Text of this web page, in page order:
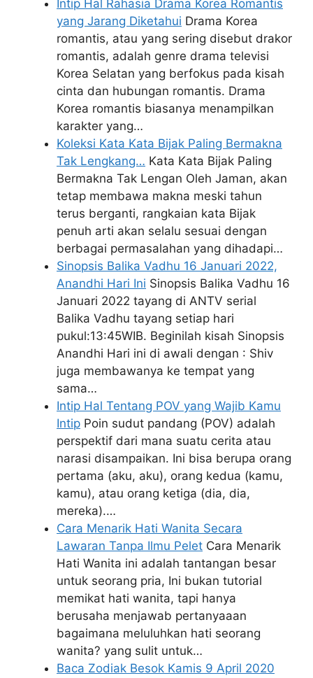
Intip Hal Rahasia Drama Korea Romantis
yang Jarang Diketahui Drama Korea
romantis, atau yang sering disebut drakor
romantis, adalah genre drama televisi
Korea Selatan yang berfokus pada kisah
cinta dan hubungan romantis. Drama
Korea romantis biasanya menampilkan
karakter yang…
Koleksi Kata Kata Bijak Paling Bermakna
Tak Lengkang… Kata Kata Bijak Paling
Bermakna Tak Lengan Oleh Jaman, akan
tetap membawa makna meski tahun
terus berganti, rangkaian kata Bijak
penuh arti akan selalu sesuai dengan
berbagai permasalahan yang dihadapi…
Sinopsis Balika Vadhu 16 Januari 2022,
Anandhi Hari Ini Sinopsis Balika Vadhu 16
Januari 2022 tayang di ANTV serial
Balika Vadhu tayang setiap hari
pukul:13:45WIB. Beginilah kisah Sinopsis
Anandhi Hari ini di awali dengan : Shiv
juga membawanya ke tempat yang
sama…
Intip Hal Tentang POV yang Wajib Kamu
Intip Poin sudut pandang (POV) adalah
perspektif dari mana suatu cerita atau
narasi disampaikan. Ini bisa berupa orang
pertama (aku, aku), orang kedua (kamu,
kamu), atau orang ketiga (dia, dia,
mereka).…
Cara Menarik Hati Wanita Secara
Lawaran Tanpa Ilmu Pelet Cara Menarik
Hati Wanita ini adalah tantangan besar
untuk seorang pria, Ini bukan tutorial
memikat hati wanita, tapi hanya
berusaha menjawab pertanyaaan
bagaimana meluluhkan hati seorang
wanita? yang sulit untuk…
Baca Zodiak Besok Kamis 9 April 2020